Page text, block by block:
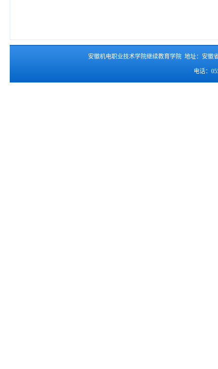
安徽机电职业技术学院继续教育学院 地址：安徽
电话：